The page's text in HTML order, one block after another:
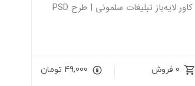
کاور لایه‌باز تبلیغات سلمونی | طرح PSD
0 فروش 49,000 تومان